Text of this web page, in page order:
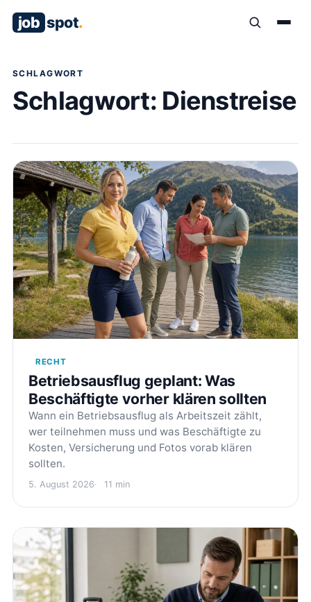
job spot.
SCHLAGWORT
Schlagwort: Dienstreise
RECHT
Betriebsausflug geplant: Was
Beschäftigte vorher klären sollten
Wann ein Betriebsausflug als Arbeitszeit zählt,
wer teilnehmen muss und was Beschäftigte zu
Kosten, Versicherung und Fotos vorab klären
sollten.
5. August 2026 11 min